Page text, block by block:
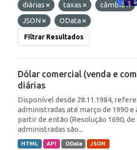
diárias
taxas câmbio
JSON
OData
Filtrar Resultados
Dólar comercial (venda e
diárias
Disponível desde 28.11.1984,
administradas até março de 1990 e
partir de então (Resolução 1690, de
administradas são...
HTML API OData JSON